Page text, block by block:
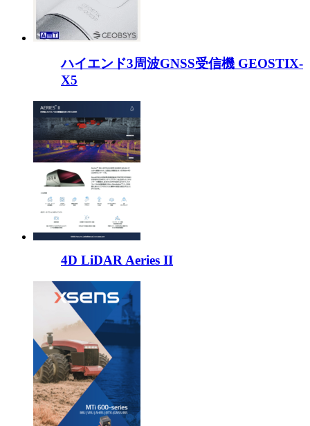
ハイエンド3周波GNSS受信機 GEOSTIX-
X5
4D LiDAR Aeries II